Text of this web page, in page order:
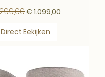
€ 1.099,00
Direct Bekijken